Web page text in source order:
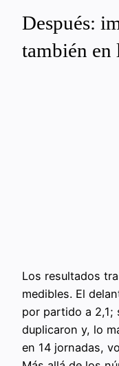
Después:
también en
Los resultados
medibles. El
por partido a 2,1;
duplicaron y, lo
en 14 jornadas,